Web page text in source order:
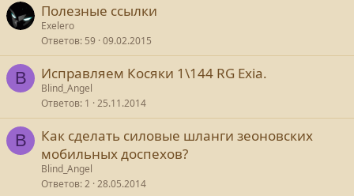
Полезные ссылки
Exelero
Ответов 59 09.02.2015
B Исправляем Косяки 1\144 RG Exia.
Blind_Angel
Ответов 1 25.11.2014
B
Как сделать силовые шланги зеоновских
мобильных доспехов?
Blind_Angel
Ответов 2 28.05.2014